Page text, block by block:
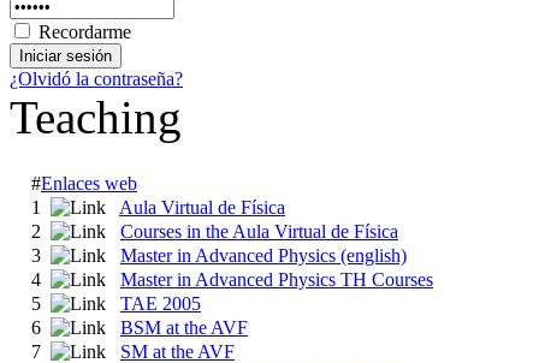
Recordarme
¿Olvidó la contraseña?
Teaching
#Enlaces web
1
Aula Virtual de Física
2
Courses in the Aula Virtual de Física
3
Master in Advanced Physics (english)
4
Master in Advanced Physics TH Courses
5
TAE 2005
6
BSM at the AVF
7
SM at the AVF